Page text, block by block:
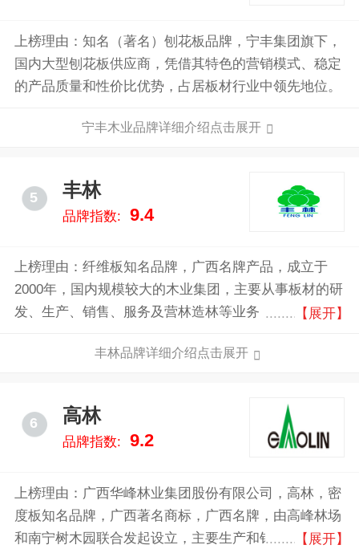
上榜理由：知名（著名）刨花板品牌，宁丰集团旗下，
国内大型刨花板供应商，凭借其特色的营销模式、稳定
的产品质量和性价比优势，占居板材行业中领先地位。
宁丰木业品牌详细介绍点击展开
5 丰林
品牌指数: 9.4
上榜理由：纤维板知名品牌，广西名牌产品，成立于
2000年，国内规模较大的木业集团，主要从事板材的研
发、生产、销售、服务及营林造林等业务，产品涵盖密
材、家具家装、饰面基材、建筑建材等领域。
【展开】
丰林品牌详细介绍点击展开
6 高林
品牌指数: 9.2
上榜理由：广西华峰林业集团股份有限公司，高林，密
度板知名品牌，广西著名商标，广西名牌，由高峰林场
和南宁树木园联合发起设立，主要生产和销售中密度纤
【展开】